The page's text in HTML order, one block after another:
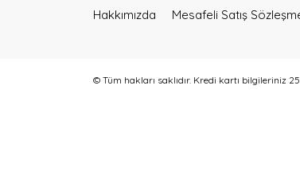
Hakkımızda Mesafeli Satış
© Tüm hakları saklıdır. Kredi kartı bilgileriniz